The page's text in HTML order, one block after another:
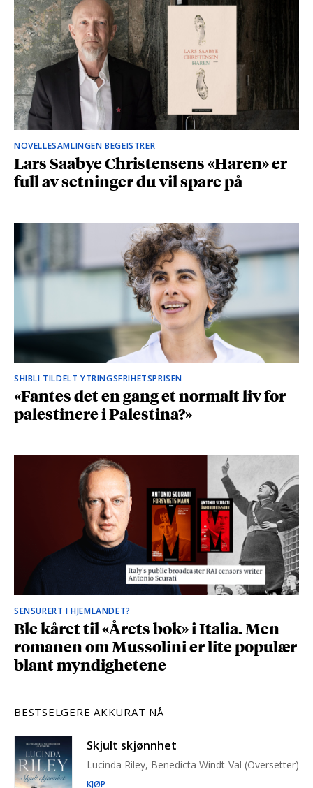
NOVELLESAMLINGEN BEGEISTRER
Lars Saabye Christensens «Haren» er
full av setninger du vil spare på
SHIBLI TILDELT YTRINGSFRIHETSPRISEN
«Fantes det en gang et normalt liv for
palestinere i Palestina?»
SENSURERT I HJEMLANDET?
Ble kåret til «Årets bok» i Italia. Men
romanen om Mussolini er lite populær
blant myndighetene
BESTSELGERE AKKURAT NÅ
Skjult skjønnhet
Lucinda Riley, Benedicta Windt-Val (Oversetter)
KJØP